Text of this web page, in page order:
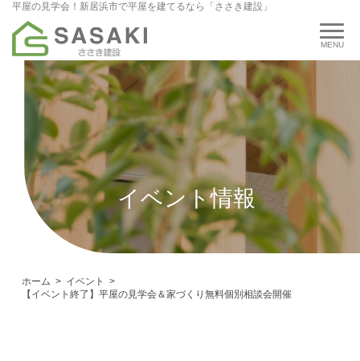
平屋の見学会！新居浜市で平屋を建てるなら「ささき建設」
イベント情報
ホーム
イベント
【イベント終了】平屋の見学会＆家づくり無料個別相談会開催